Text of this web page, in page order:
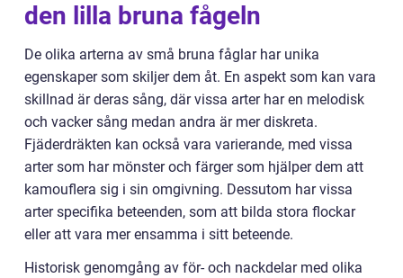
den lilla bruna fågeln
De olika arterna av små bruna fåglar har unika
egenskaper som skiljer dem åt. En aspekt som kan vara
skillnad är deras sång, där vissa arter har en melodisk
och vacker sång medan andra är mer diskreta.
Fjäderdräkten kan också vara varierande, med vissa
arter som har mönster och färger som hjälper dem att
kamouflera sig i sin omgivning. Dessutom har vissa
arter specifika beteenden, som att bilda stora flockar
eller att vara mer ensamma i sitt beteende.
Historisk genomgång av för- och nackdelar med olika